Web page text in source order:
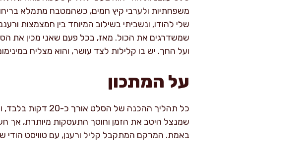
משפחתיות ולערבי קיץ חמים, כשהמטבח מתמלא
שלי להודו, ונשביתי בשילוב המיוחד בין חמצמצות
שמשדרגים את הכול. מאז, בכל פעם שאני מכין את
ועל החך. יש בו קלילות לצד עושר, והוא מצליח
על המתכון
כל תהליך ההכנה
שמנצל היטב את הזמן וחוסך התעסקות מיותרת, אך
באמת. המרקם המתקבל קליל ורענן, עם טוויסט הודי